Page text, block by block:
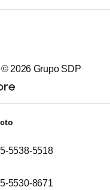
© 2026 Grupo SDP
5538-5518
5530-8671